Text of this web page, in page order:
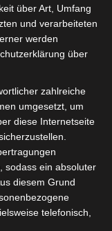
-
von
zum
Webinar
über Art, Umfang
und verarbeiteten
werden
über
zahlreiche
umgesetzt, um
diese Internetseite
sodass ein absoluter
diesem Grund
telefonisch,